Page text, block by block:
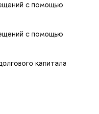
с помощью
с помощью
капитала